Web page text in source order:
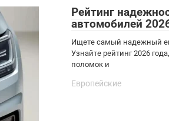
Рейтинг
автомобилей
Ищете самый надежный
Узнайте рейтинг 2026
поломок и
Европейские